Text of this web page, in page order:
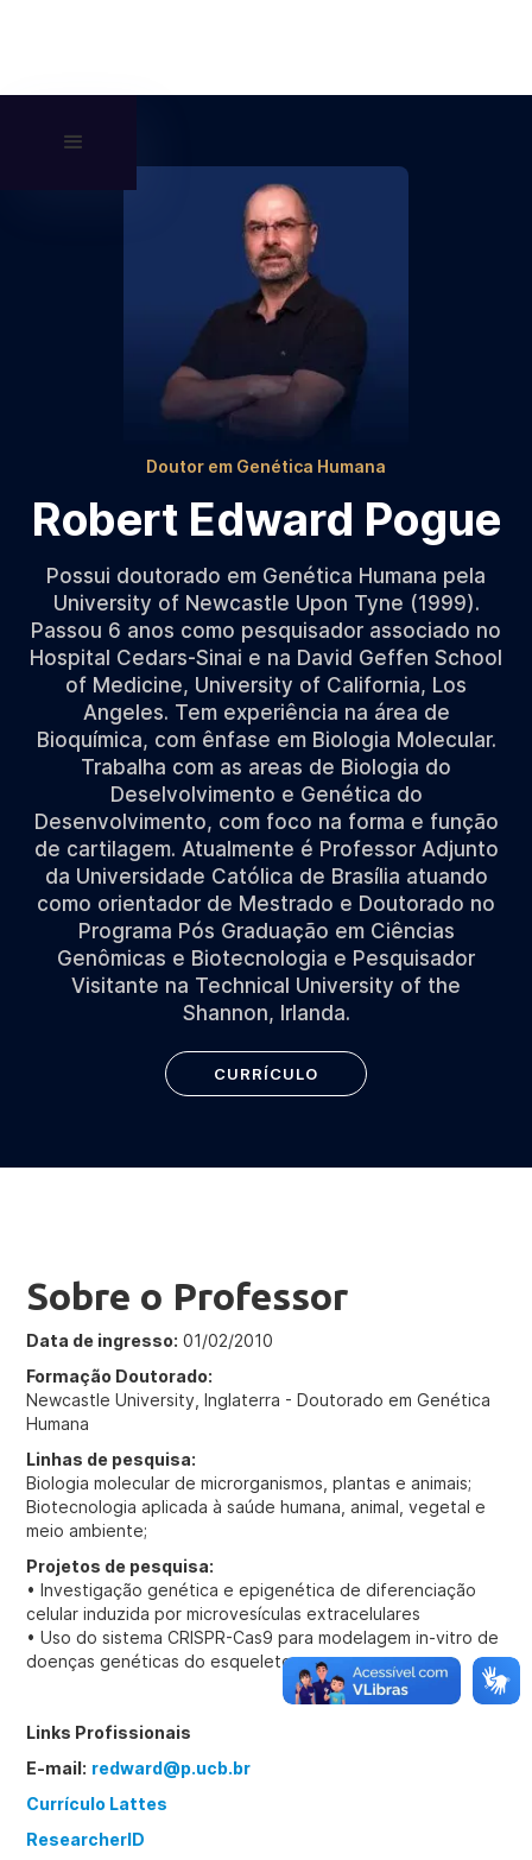
Doutor em Genética Humana
Robert Edward Pogue
Possui doutorado em Genética Humana pela
University of Newcastle Upon Tyne (1999).
Passou 6 anos como pesquisador associado no
Hospital Cedars-Sinai e na David Geffen School
of Medicine, University of California, Los
Angeles. Tem experiência na área de
Bioquímica, com ênfase em Biologia Molecular.
Trabalha com as areas de Biologia do
Deselvolvimento e Genética do
Desenvolvimento, com foco na forma e função
de cartilagem. Atualmente é Professor Adjunto
da Universidade Católica de Brasília atuando
como orientador de Mestrado e Doutorado no
Programa Pós Graduação em Ciências
Genômicas e Biotecnologia e Pesquisador
Visitante na Technical University of the
Shannon, Irlanda.
CURRÍCULO
Sobre o Professor
Data de ingresso: 01/02/2010
Formação Doutorado:
Newcastle University, Inglaterra - Doutorado em Genética
Humana
Linhas de pesquisa:
Biologia molecular de microrganismos, plantas e animais;
Biotecnologia aplicada à saúde humana, animal, vegetal e
meio ambiente;
Projetos de pesquisa:
• Investigação genética e epigenética de diferenciação
celular induzida por microvesículas extracelulares
• Uso do sistema CRISPR-Cas9 para modelagem in-vitro de
doenças genéticas do esqueleto
Links Profissionais
E-mail: redward@p.ucb.br
Currículo Lattes
ResearcherID